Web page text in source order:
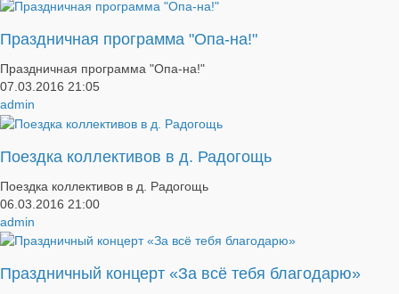
Праздничная программа "Опа-на!"
Праздничная программа "Опа-на!"
07.03.2016 21:05
admin
Поездка коллективов в д. Радогощь
Поездка коллективов в д. Радогощь
06.03.2016 21:00
admin
Праздничный концерт «За всё тебя благодарю»